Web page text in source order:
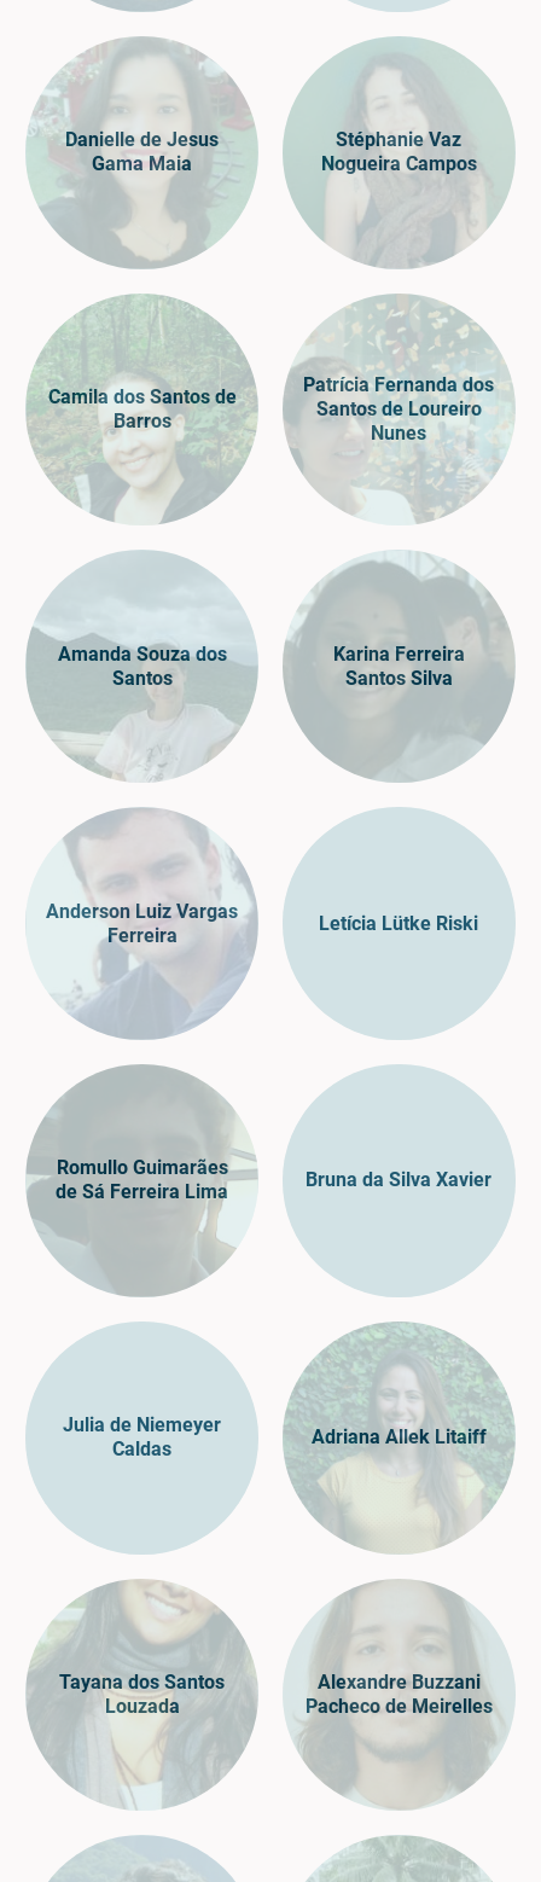
Danielle de Jesus
Gama Maia
Stéphanie Vaz
Nogueira Campos
Camila dos Santos de
Barros
Patrícia Fernanda dos
Santos de Loureiro
Nunes
Amanda Souza dos
Santos
Karina Ferreira
Santos Silva
Anderson Luiz Vargas
Ferreira
Letícia Lütke Riski
Romullo Guimarães
de Sá Ferreira Lima
Bruna da Silva Xavier
Julia de Niemeyer
Caldas
Adriana Allek Litaiff
Tayana dos Santos
Louzada
Alexandre Buzzani
Pacheco de Meirelles